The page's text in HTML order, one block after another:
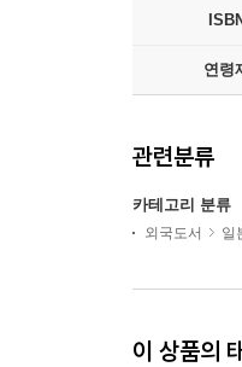
연령
관련분류
카테고리 분류
외국도서 일
이 상품의